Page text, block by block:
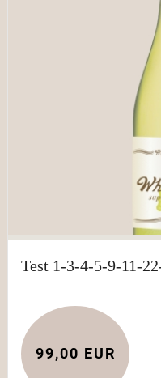
Test 1-3-4-5-9-11-
99,00 EUR